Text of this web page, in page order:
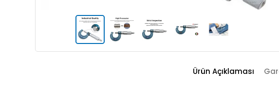
Ürün Açıklaması